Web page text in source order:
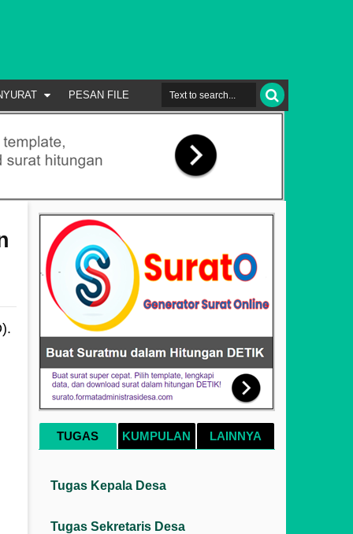
PESAN FILE
TUGAS KUMPULAN LAINNYA
Tugas Kepala Desa
Tugas Sekretaris Desa